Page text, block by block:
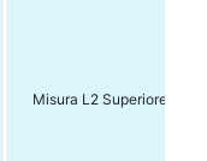
Misura L2 Superiore Conf